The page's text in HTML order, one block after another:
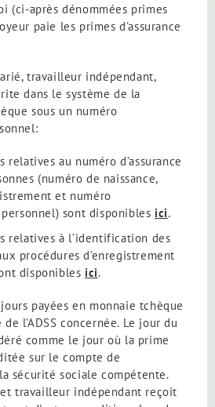
(ci-après dénommées primes
paie les primes d'assurance
travailleur indépendant,
dans le système de la
sous un numéro
relatives au numéro d’assurance
(numéro de naissance,
et numéro
sont disponibles ici.
relatives à l’identification des
procédures d’enregistrement
disponibles ici.
payées en monnaie tchèque
l’ADSS concernée. Le jour du
comme le jour où la prime
sur le compte de
sécurité sociale compétente.
travailleur indépendant reçoit